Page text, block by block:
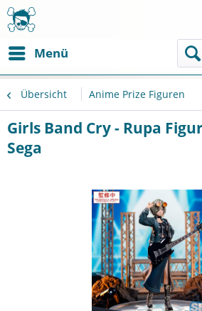
Menü
Übersicht Anime Prize Figuren
Girls Band Cry - Rupa
Sega